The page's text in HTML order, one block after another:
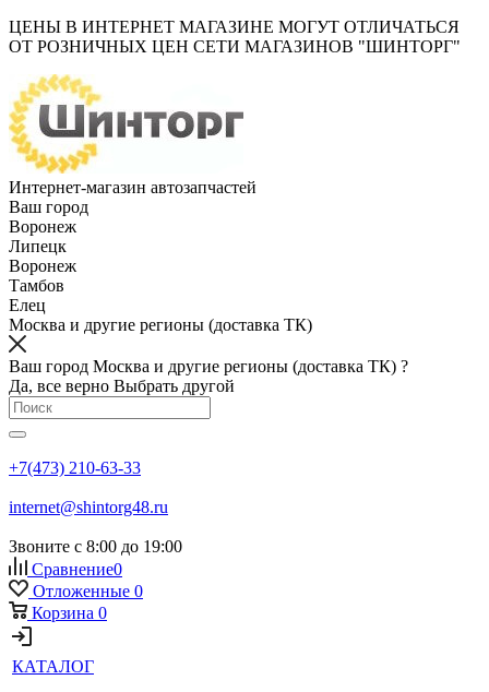
ЦЕНЫ В ИНТЕРНЕТ МАГАЗИНЕ МОГУТ ОТЛИЧАТЬСЯ
ОТ РОЗНИЧНЫХ ЦЕН СЕТИ МАГАЗИНОВ "ШИНТОРГ"
Интернет-магазин автозапчастей
Ваш город
Воронеж
Липецк
Воронеж
Тамбов
Елец
Москва и другие регионы (доставка ТК)
Ваш город Москва и другие регионы (доставка ТК) ?
Да, все верно Выбрать другой
+7(473) 210-63-33
internet@shintorg48.ru
Звоните с 8:00 до 19:00
Сравнение0
Отложенные 0
Корзина 0
КАТАЛОГ